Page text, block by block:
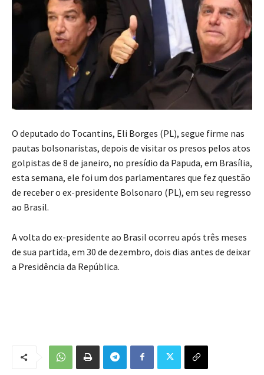
O deputado do Tocantins, Eli Borges (PL), segue firme nas
pautas bolsonaristas, depois de visitar os presos pelos atos
golpistas de 8 de janeiro, no presídio da Papuda, em Brasília,
esta semana, ele foi um dos parlamentares que fez questão
de receber o ex-presidente Bolsonaro (PL), em seu regresso
ao Brasil.
A volta do ex-presidente ao Brasil ocorreu após três meses
de sua partida, em 30 de dezembro, dois dias antes de deixar
a Presidência da República.